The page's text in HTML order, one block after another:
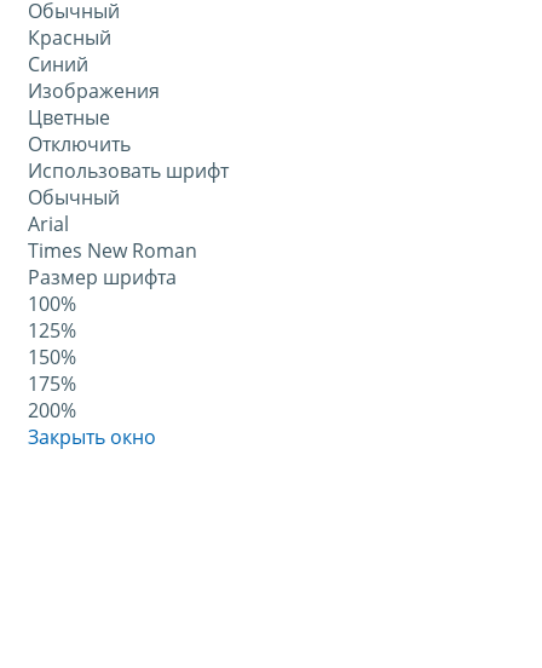
Обычный
Красный
Синий
Изображения
Цветные
Отключить
Использовать шрифт
Обычный
Arial
Times New Roman
Размер шрифта
100%
125%
150%
175%
200%
Закрыть окно